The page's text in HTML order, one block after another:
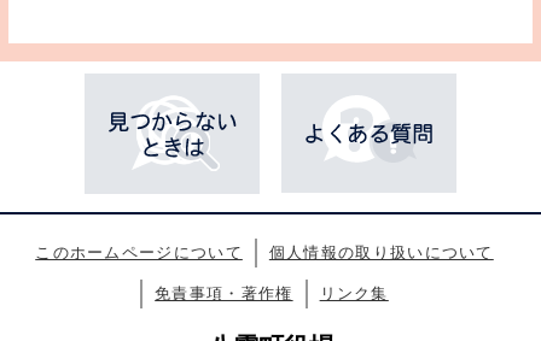
このホームページについて 個人情報の取り扱いについて
免責事項・著作権 リンク集